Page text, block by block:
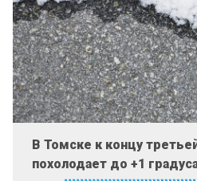
В Томске к концу
похолодает до +1